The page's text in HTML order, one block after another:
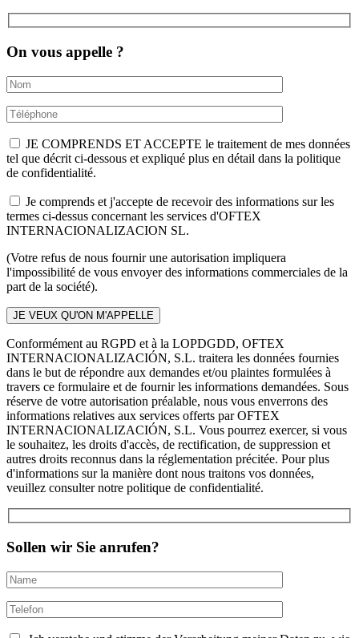
On vous appelle ?
JE COMPRENDS ET ACCEPTE le traitement de mes données
tel que décrit ci-dessous et expliqué plus en détail dans la politique
de confidentialité.
Je comprends et j'accepte de recevoir des informations sur les
termes ci-dessus concernant les services d'OFTEX
INTERNACIONALIZACION SL.
(Votre refus de nous fournir une autorisation impliquera
l'impossibilité de vous envoyer des informations commerciales de la
part de la société).
Conformément au RGPD et à la LOPDGDD, OFTEX
INTERNACIONALIZACIÓN, S.L. traitera les données fournies
dans le but de répondre aux demandes et/ou plaintes formulées à
travers ce formulaire et de fournir les informations demandées. Sous
réserve de votre autorisation préalable, nous vous enverrons des
informations relatives aux services offerts par OFTEX
INTERNACIONALIZACIÓN, S.L. Vous pourrez exercer, si vous
le souhaitez, les droits d'accès, de rectification, de suppression et
autres droits reconnus dans la réglementation précitée. Pour plus
d'informations sur la manière dont nous traitons vos données,
veuillez consulter notre politique de confidentialité.
Sollen wir Sie anrufen?